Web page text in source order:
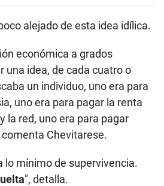
alejado de esta idea idílica.
económica a grados
una idea, de cada cuatro o
un individuo, uno era para
uno era para pagar la renta
la red, uno era para pagar
Chevitarese.
lo mínimo de supervivencia.
", detalla.